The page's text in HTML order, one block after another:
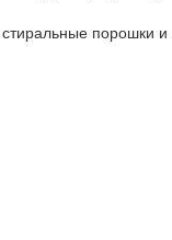
порошки и